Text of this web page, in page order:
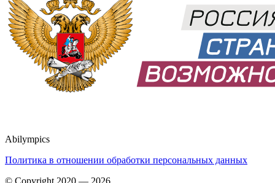
Abilympics
Политика в отношении обработки персональных данных